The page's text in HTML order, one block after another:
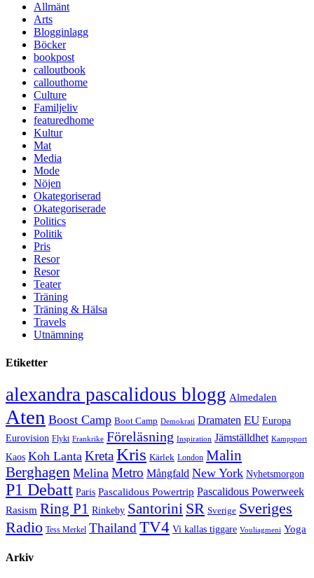
Allmänt
Arts
Blogginlagg
Böcker
bookpost
calloutbook
callouthome
Culture
Familjeliv
featuredhome
Kultur
Mat
Media
Mode
Nöjen
Okategoriserad
Okategoriserade
Politics
Politik
Pris
Resor
Resor
Teater
Träning
Träning & Hälsa
Travels
Utnämning
Etiketter
alexandra pascalidous blogg Almedalen
Aten Boost Camp Boot Camp Demokrati Dramaten EU Europa
Eurovision Flykt Frankrike Föreläsning Inspiration Jämställdhet Kampsport
Kaos Koh Lanta KretaKris Kärlek London Malin
Berghagen Melina Metro Mångfald New York Nyhetsmorgon
P1 Debatt Paris Pascalidous Powertrip Pascalidous Powerweek
Rasism Ring P1 Rinkeby Santorini SR Sverige Sveriges
Radio Tess Merkel Thailand TV4 Vi kallas tiggare Vouliagmeni Yoga
Arkiv